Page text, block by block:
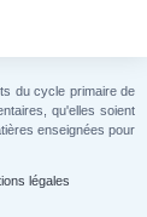
du cycle primaire de
qu'elles soient
enseignées pour
légales